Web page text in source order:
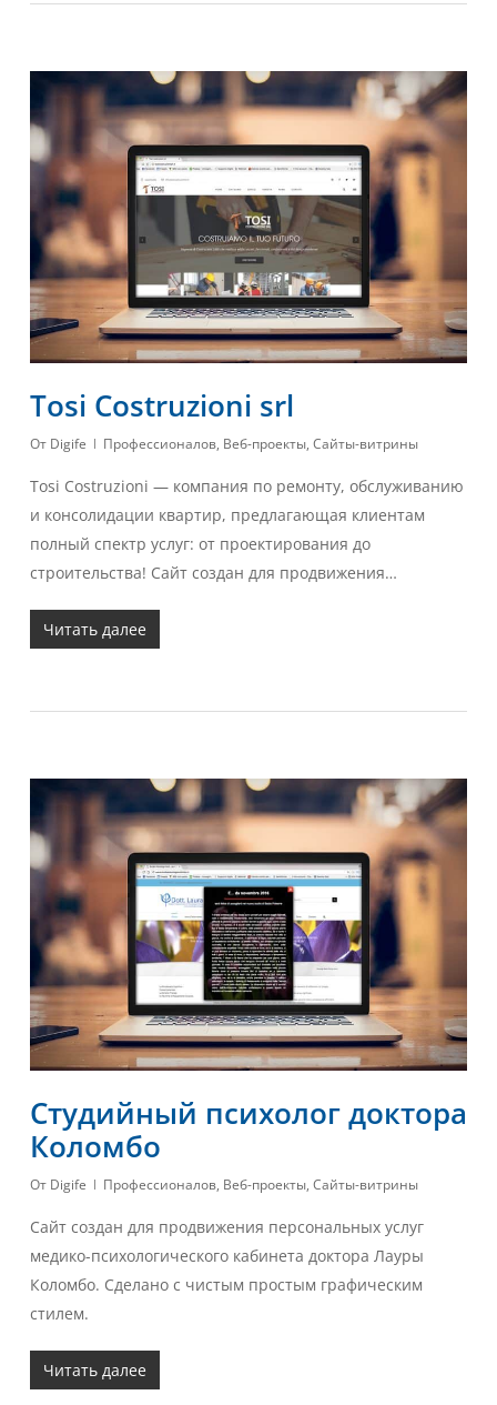
Tosi Costruzioni srl
От Digife Профессионалов, Веб-проекты, Сайты-витрины
Tosi Costruzioni — компания по ремонту, обслуживанию
и консолидации квартир, предлагающая клиентам
полный спектр услуг: от проектирования до
строительства! Сайт создан для продвижения…
Читать далее
Студийный психолог доктора
Коломбо
От Digife Профессионалов, Веб-проекты, Сайты-витрины
Сайт создан для продвижения персональных услуг
медико-психологического кабинета доктора Лауры
Коломбо. Сделано с чистым простым графическим
стилем.
Читать далее